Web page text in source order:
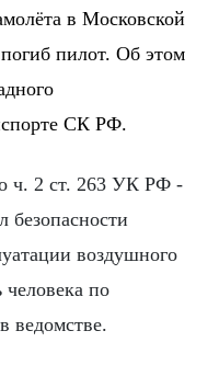
в Московской
погиб пилот. Об этом
СК РФ.
безопасности
воздушного
человека по
ведомстве.